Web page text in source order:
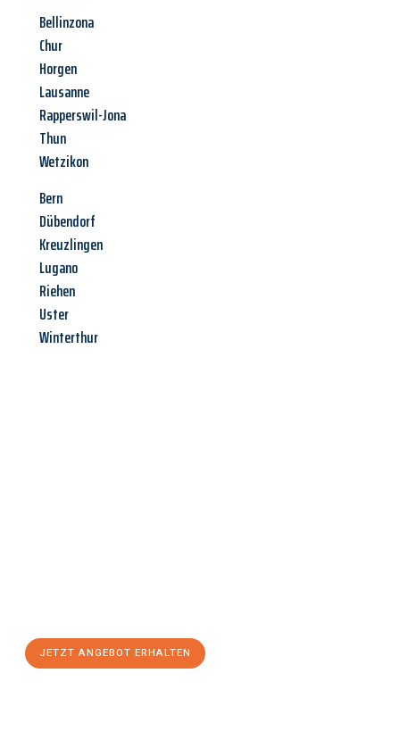
Bellinzona
Chur
Horgen
Lausanne
Rapperswil-Jona
Thun
Wetzikon
Bern
Dübendorf
Kreuzlingen
Lugano
Riehen
Uster
Winterthur
JETZT ANGEBOT ERHALTEN